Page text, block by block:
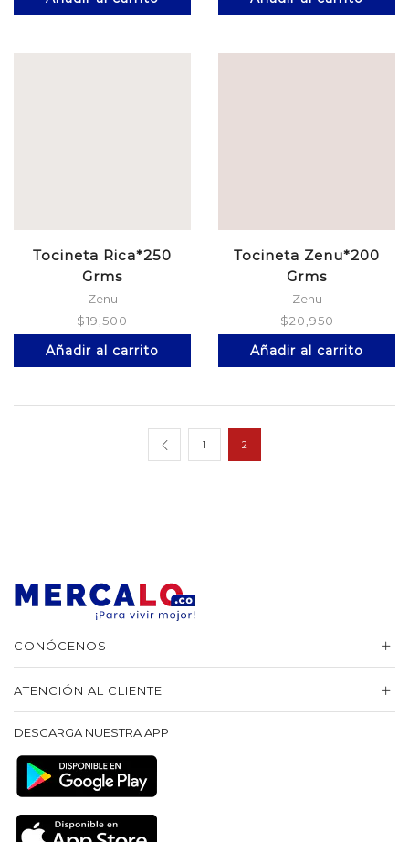
Tocineta Rica*250
Grms
Zenu
$19,500
Añadir al carrito
Tocineta Zenu*200
Grms
Zenu
$20,950
Añadir al carrito
1 2
CONÓCENOS
ATENCIÓN AL CLIENTE
DESCARGA NUESTRA APP